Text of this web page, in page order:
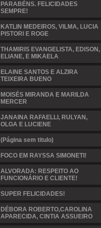
PARABÉNS. FELICIDADES
SEMPRE!
KATLIN MEDEIROS, VILMA, LUCIA
PISTORI E ROGE
THAMIRIS EVANGELISTA, EDISON,
ELIANE, E MIKAELA
ELAINE SANTOS E ALZIRA
TEIXEIRA BUENO
MOISÉS MIRANDA E MARILDA
MERCER
JANAINA RAFAELLI, RULYAN,
OLGA E LUCIENE
(Página sem titulo)
FOCO EM RAYSSA SIMONETI!
ALVORADA: RESPEITO AO
FUNCIONÁRIO E CLIENTE!
SUPER FELICIDADES!
DÉBORA ROBERTO,CAROLINA
APARECIDA, CINTIA ASSUEIRO